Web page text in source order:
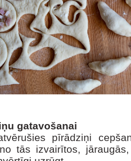
gatavošanai
pīrādziņi
tās izvairītos,